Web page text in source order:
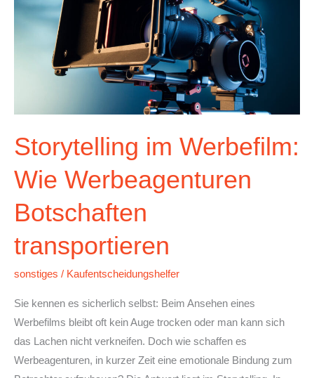
Storytelling im Werbefilm:
Wie Werbeagenturen
Botschaften
transportieren
sonstiges / Kaufentscheidungshelfer
Sie kennen es sicherlich selbst: Beim Ansehen eines
Werbefilms bleibt oft kein Auge trocken oder man kann sich
das Lachen nicht verkneifen. Doch wie schaffen es
Werbeagenturen, in kurzer Zeit eine emotionale Bindung zum
Werbeagenturen
Botschaften
transportieren